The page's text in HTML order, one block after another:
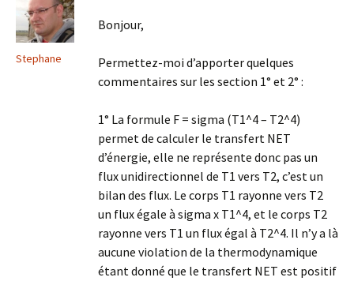
Stephane
Bonjour,
Permettez-moi d’apporter quelques
commentaires sur les section 1° et 2° :
1° La formule F = sigma (T1^4 – T2^4)
permet de calculer le transfert NET
d’énergie, elle ne représente donc pas un
flux unidirectionnel de T1 vers T2, c’est un
bilan des flux. Le corps T1 rayonne vers T2
un flux égale à sigma x T1^4, et le corps T2
rayonne vers T1 un flux égal à T2^4. Il n’y a là
aucune violation de la thermodynamique
étant donné que le transfert NET est positif